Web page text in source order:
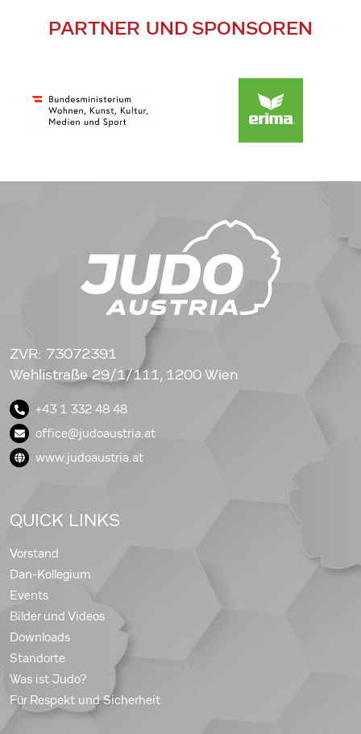
PARTNER UND SPONSOREN
ZVR: 73072391
Wehlistraße 29/1/111, 1200 Wien
+43 1 332 48 48
office@judoaustria.at
www.judoaustria.at
QUICK LINKS
Vorstand
Dan-Kollegium
Events
Bilder und Videos
Downloads
Standorte
Was ist Judo?
Für Respekt und Sicherheit